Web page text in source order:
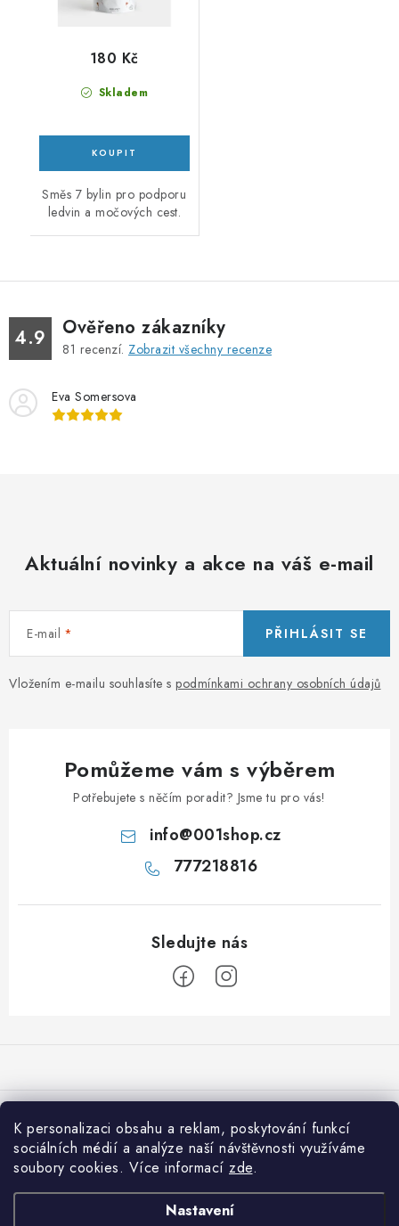
K personalizaci obsahu a reklam, poskytování funkcí
sociálních médií a analýze naší návštěvnosti využíváme
soubory cookies. Více informací zde.
Nastavení
Skladem
180 Kč
Směs 7 bylin pro podporu
ledvin a močových cest.
4.9 Ověřeno zákazníky
81 recenzí. Zobrazit všechny recenze
Eva Somersova
Aktuální novinky a akce na váš e-mail
E-mail
Vložením e-mailu souhlasíte s podmínkami ochrany osobních údajů
PŘIHLÁSIT SE
Pomůžeme vám s výběrem
Potřebujete s něčím poradit? Jsme tu pro vás!
info@001shop.cz
777218816
a
Co je nového na 001shop
Shiitake: Královna léčivých hub pro imunitu, srdce i vitalitu